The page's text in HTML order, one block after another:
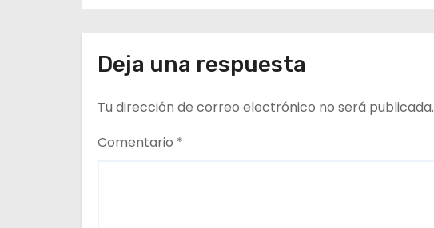
e
e
n
Deja una respuesta
Tu dirección de correo electrónico no será publicada.
Comentario *